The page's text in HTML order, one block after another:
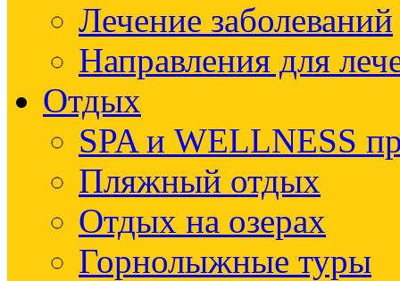
Лечение заболеваний
Направления для
Отдых
SPA и WELLNESS
Пляжный отдых
Отдых на озерах
Горнолыжные туры